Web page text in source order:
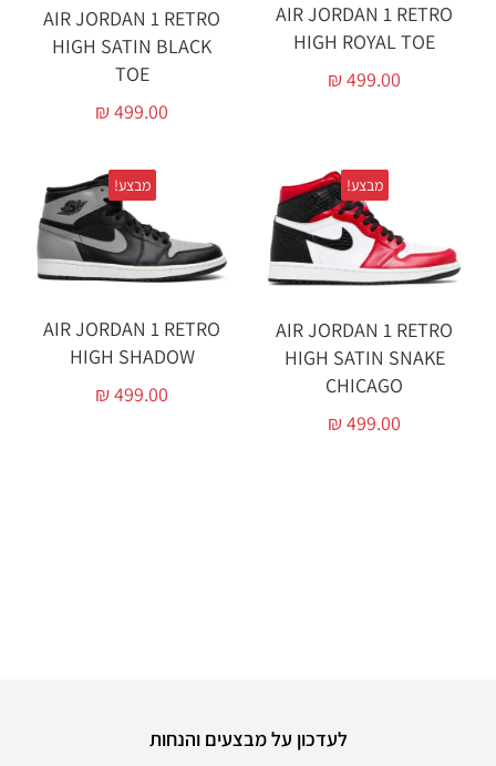
AIR JORDAN 1 RETRO
HIGH ROYAL TOE
₪499.00
AIR JORDAN 1 RETRO
HIGH SATIN BLACK
TOE
₪499.00
מבצע!
AIR JORDAN 1 RETRO
HIGH SATIN SNAKE
CHICAGO
₪499.00
מבצע!
AIR JORDAN 1 RETRO
HIGH SHADOW
₪499.00
לעדכון על מבצעים והנחות